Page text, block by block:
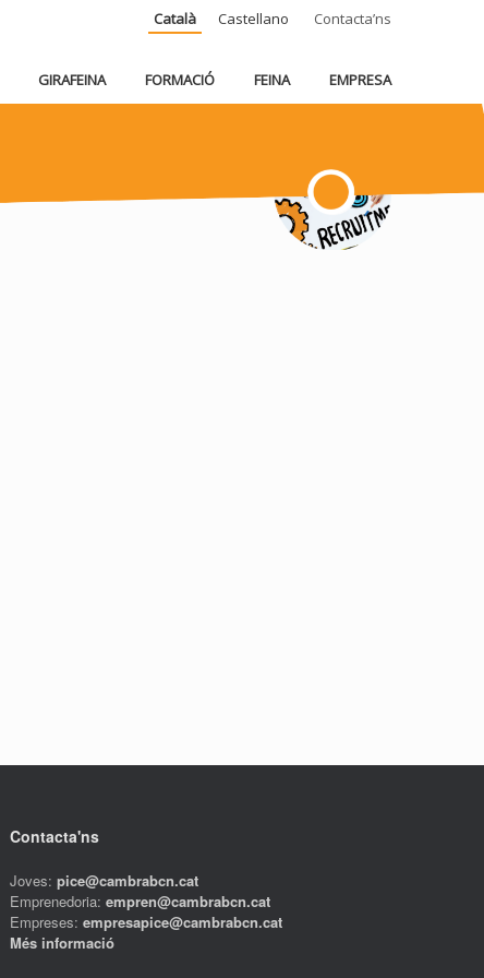
Català Castellano Contacta’ns
GIRAFEINA FORMACIÓ FEINA EMPRESA
Contacta'ns
Joves: pice@cambrabcn.cat
Emprenedoria: empren@cambrabcn.cat
Empreses: empresapice@cambrabcn.cat
Més informació